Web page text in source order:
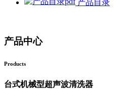
产品目录
产品中心
Products
台式机械型超声波清洗器